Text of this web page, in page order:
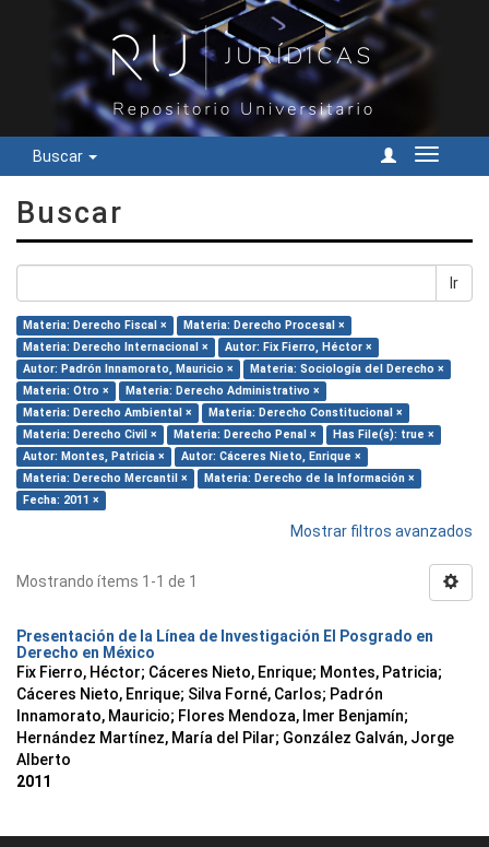
Buscar
Cambiar
Buscar
Ir
Materia: Derecho Fiscal ×
Materia: Derecho Procesal ×
Materia: Derecho Internacional ×
Autor: Fix Fierro, Héctor ×
Autor: Padrón Innamorato, Mauricio ×
Materia: Sociología del Derecho ×
Materia: Otro ×
Materia: Derecho Administrativo ×
Materia: Derecho Ambiental ×
Materia: Derecho Constitucional ×
Materia: Derecho Civil ×
Materia: Derecho Penal ×
Has File(s): true ×
Autor: Montes, Patricia ×
Autor: Cáceres Nieto, Enrique ×
Materia: Derecho Mercantil ×
Materia: Derecho de la Información ×
Fecha: 2011 ×
Mostrar filtros avanzados
Mostrando ítems 1-1 de 1
Presentación de la Línea de Investigación El Posgrado en
Derecho en México
Fix Fierro, Héctor; Cáceres Nieto, Enrique; Montes, Patricia;
Cáceres Nieto, Enrique; Silva Forné, Carlos; Padrón
Innamorato, Mauricio; Flores Mendoza, Imer Benjamín;
Hernández Martínez, María del Pilar; González Galván, Jorge
Alberto
2011